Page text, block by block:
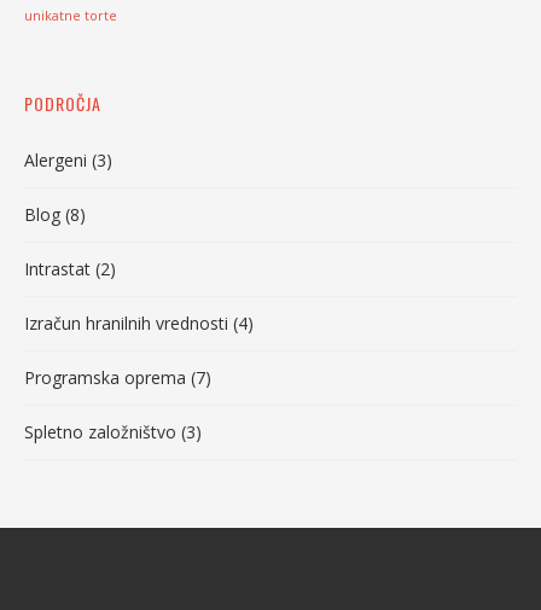
unikatne torte
PODROČJA
Alergeni (3)
Blog (8)
Intrastat (2)
Izračun hranilnih vrednosti (4)
Programska oprema (7)
Spletno založništvo (3)